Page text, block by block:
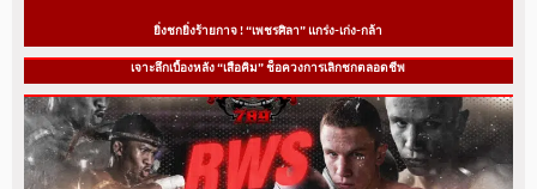
ยิ่งชกยิ่งร้ายกาจ ! “เพชรศิลา” แกร่ง-เก่ง-กล้า
เจาะลึกเบื้องหลัง “เสือคิม” ช็อควงการเลิกชกตลอดชีพ